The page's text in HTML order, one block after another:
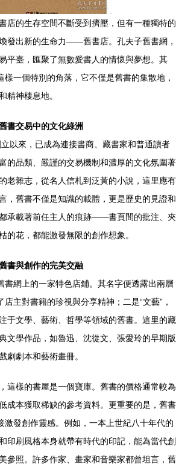
店的生存空間不斷受到擠壓，但有一種獨特的
發出新的生命力——舊書店。孔夫子舊書網，
平臺，匯聚了無數愛書人的情懷與夢想。其
樣一個特別的角落，它不僅是舊書的集散地，
精神棲息地。
書交易中的文化綠洲
以來，已成為連接書商、藏書家和普通讀者
的品類、嚴謹的交易機制和濃厚的文化氛圍著
老雜志，從名人信札到泛黃的小說，這里應有
，舊書不僅是知識的載體，更是歷史的見證和
承載著前任主人的痕跡——書頁間的批注、夾
的花，都能激發無限的創作想象。
書與創作的完美交融
書網上的一家特色店鋪。其名字便透露出兩層
店主對書籍的珍視與分享精神；二是“文藝”，
文學、藝術、哲學等領域的舊書。這里的藏
文學作品，如魯迅、沈從文、張愛玲的早期版
劇劇本和藝術畫冊。
這樣的書屋是一個寶庫。舊書的價格通常較為
成本獲取稀缺的參考資料。更重要的是，舊書
激發創作靈感。例如，一本上世紀八十年代的
印刷風格本身就帶有時代的印記，能為當代創
參照。許多作家、畫家和音樂家都曾坦言，舊